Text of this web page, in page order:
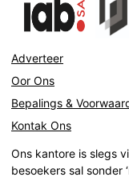
Adverteer
Oor Ons
Bepalings &
Kontak Ons
Ons kantore is slegs
besoekers sal sonder